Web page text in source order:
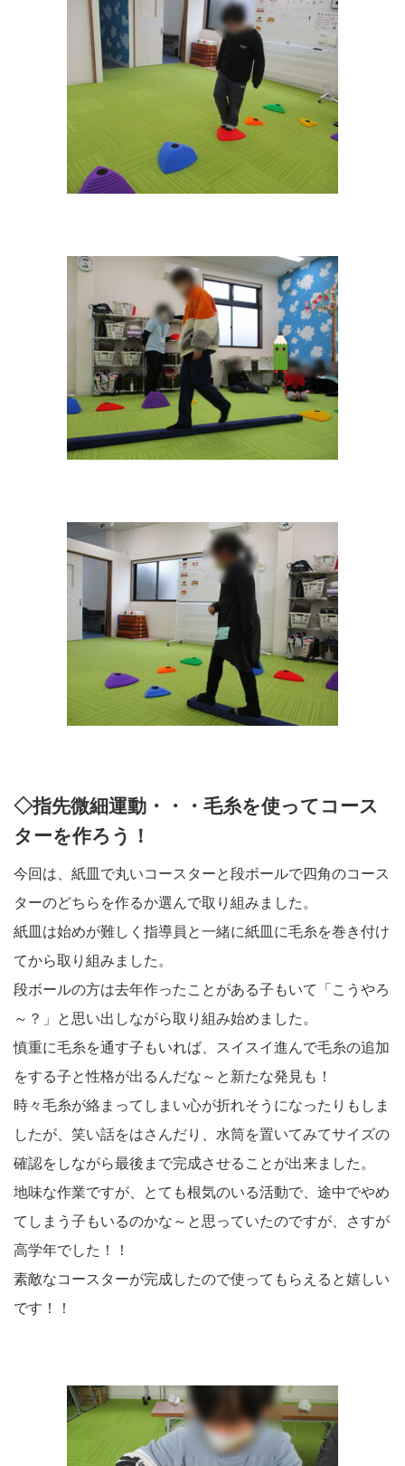
◇指先微細運動・・・毛糸を使ってコース
ターを作ろう！
今回は、紙皿で丸いコースターと段ボールで四角のコース
ターのどちらを作るか選んで取り組みました。
紙皿は始めが難しく指導員と一緒に紙皿に毛糸を巻き付け
てから取り組みました。
段ボールの方は去年作ったことがある子もいて「こうやろ
～？」と思い出しながら取り組み始めました。
慎重に毛糸を通す子もいれば、スイスイ進んで毛糸の追加
をする子と性格が出るんだな～と新たな発見も！
時々毛糸が絡まってしまい心が折れそうになったりもしま
したが、笑い話をはさんだり、水筒を置いてみてサイズの
確認をしながら最後まで完成させることが出来ました。
地味な作業ですが、とても根気のいる活動で、途中でやめ
てしまう子もいるのかな～と思っていたのですが、さすが
高学年でした！！
素敵なコースターが完成したので使ってもらえると嬉しい
です！！